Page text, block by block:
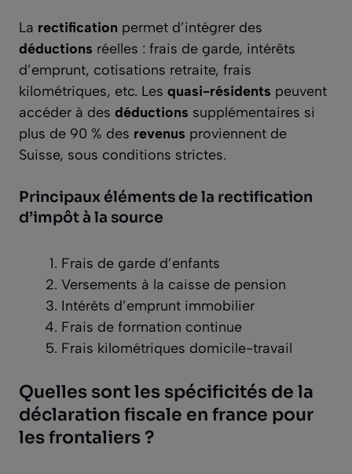
La rectification permet d’intégrer des
déductions réelles : frais de garde, intérêts
d’emprunt, cotisations retraite, frais
kilométriques, etc. Les quasi-résidents peuvent
accéder à des déductions supplémentaires si
plus de 90 % des revenus proviennent de
Suisse, sous conditions strictes.
Principaux éléments de la rectification
d’impôt à la source
Frais de garde d’enfants
Versements à la caisse de pension
Intérêts d’emprunt immobilier
Frais de formation continue
Frais kilométriques domicile-travail
Quelles sont les spécificités de la
déclaration fiscale en france pour
les frontaliers ?